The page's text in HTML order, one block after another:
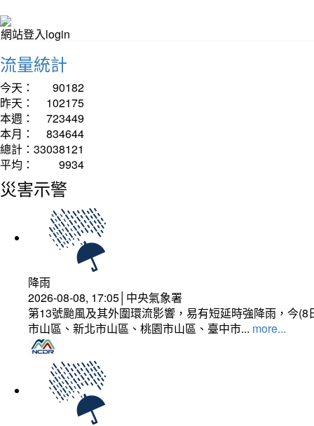
網站登入login
流量統計
今天：
90182
昨天：
102175
本週：
723449
本月：
834644
總計： 33038121
平均：
9934
災害示警
降雨
2026-08-08, 17:05│中央氣象署
第13號颱風及其外圍環流影響，易有短延時強降雨，今
市山區、新北市山區、桃園市山區、臺中市... more...